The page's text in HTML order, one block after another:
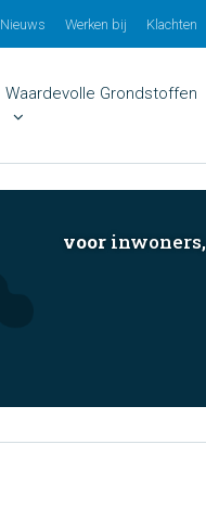
Nieuws Werken bij Klachten
Waardevolle Grondstoffen
voor inwoners,